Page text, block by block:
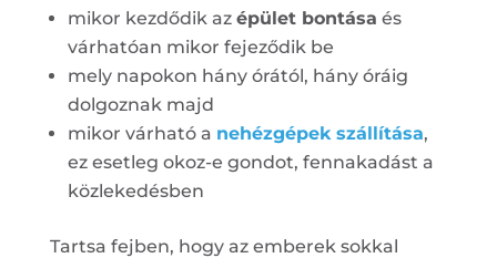
mikor kezdődik az épület bontása és
várhatóan mikor fejeződik be
mely napokon hány órától, hány óráig
dolgoznak majd
mikor várható a nehézgépek szállítása,
ez esetleg okoz-e gondot, fennakadást a
közlekedésben
Tartsa fejben, hogy az emberek sokkal